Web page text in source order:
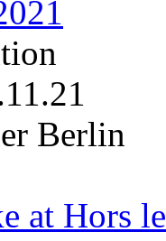
Berlin
at Hors